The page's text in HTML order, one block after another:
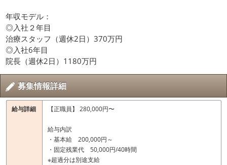
年収モデル：
◎入社２年目
治療スタッフ（週休2日）370万円
◎入社6年目
院長（週休2日）1180万円
募集情報詳細
給与詳細 【正職員】 280,000円〜
給与内訳
・基本給 200,000円～
・固定残業代 50,000円/40時間
※超過分は別途支給